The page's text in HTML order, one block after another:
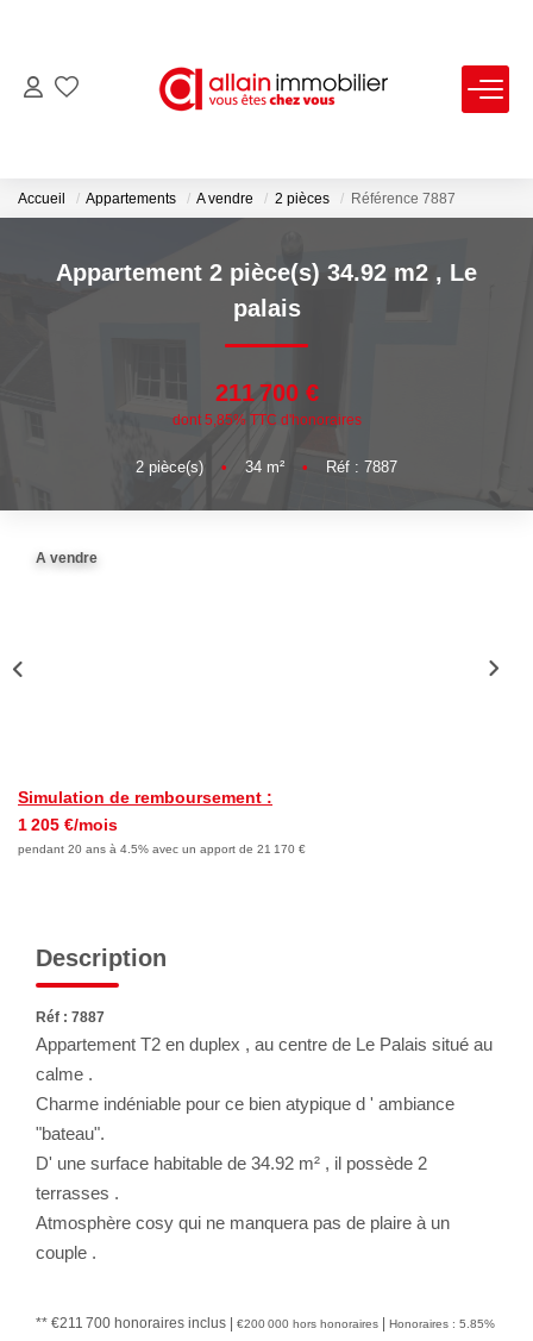
LOCATIONS
ESTIMATION
NOS AGENCES
Nous Contacter
Accueil Appartements A vendre 2 pièces Référence 7887
Appartement 2 pièce(s) 34.92 m2 , Le
palais
211 700 €
dont 5,85% TTC d'honoraires
2 pièce(s) • 34 m² • Réf : 7887
A vendre
Simulation de remboursement :
1 205 €/mois
pendant 20 ans à 4.5% avec un apport de 21 170 €
Description
Réf : 7887
Appartement T2 en duplex , au centre de Le Palais situé au
calme .
Charme indéniable pour ce bien atypique d ' ambiance
"bateau".
D' une surface habitable de 34.92 m² , il possède 2
terrasses .
Atmosphère cosy qui ne manquera pas de plaire à un
couple .
** €211 700 honoraires inclus | €200 000 hors honoraires | Honoraires : 5.85%